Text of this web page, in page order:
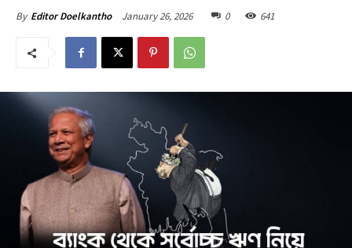
By Editor Doelkantho January 26, 2026 0 641